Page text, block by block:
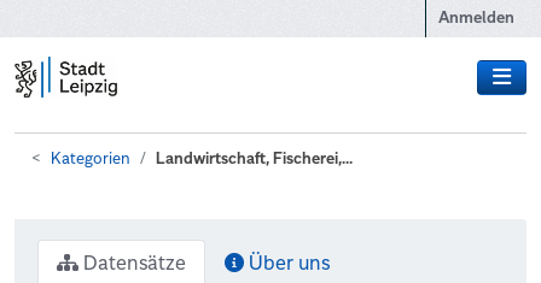
Anmelden
Kategorien Landwirtschaft, Fischerei,...
Datensätze Über uns